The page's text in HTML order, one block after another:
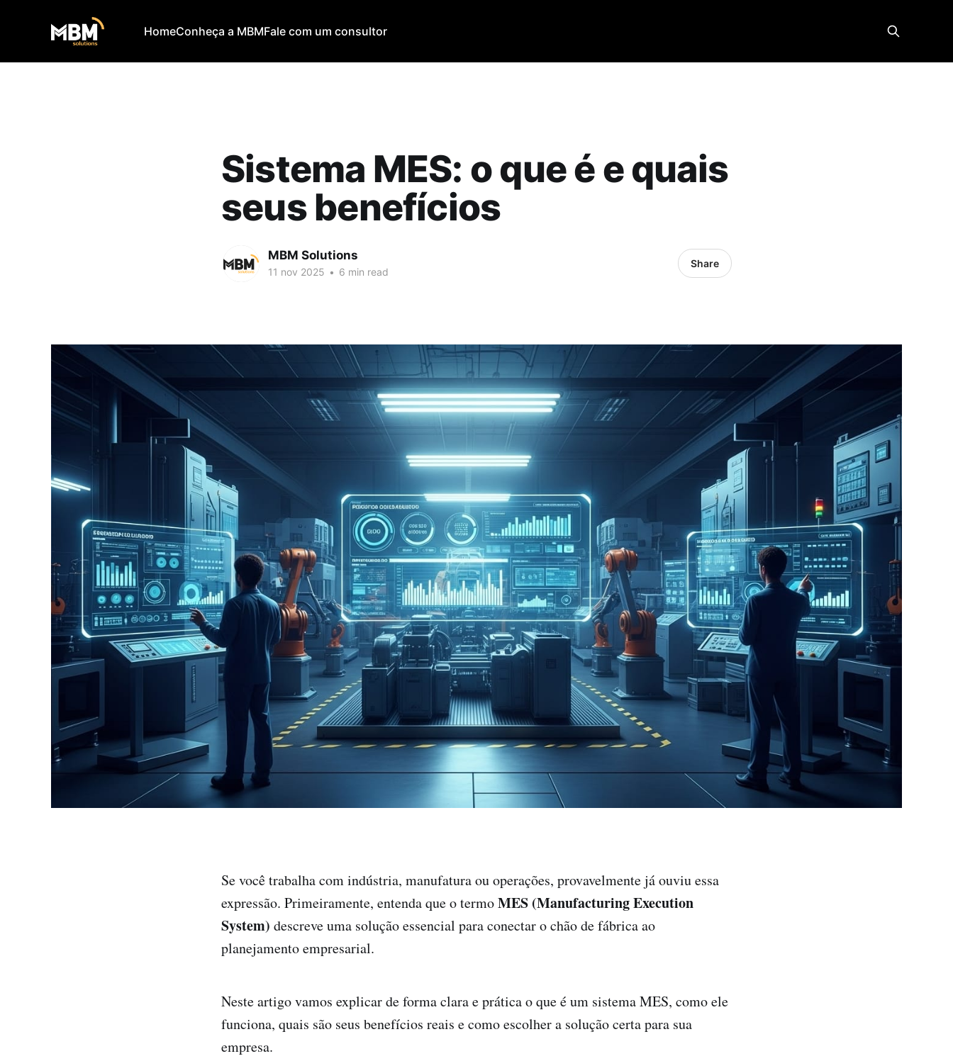
HomeConheça a MBMFale com um consultor
Sistema MES: o que é e quais
seus benefícios
MBM Solutions
11 nov 2025 • 6 min read
Share
Se você trabalha com indústria, manufatura ou operações, provavelmente já ouviu essa
expressão. Primeiramente, entenda que o termoMES (Manufacturing Execution
System) descreve uma solução essencial para conectar o chão de fábrica ao
planejamento empresarial.
Neste artigo vamos explicar de forma clara e prática o que é um sistema MES, como ele
funciona, quais são seus benefícios reais e como escolher a solução certa para sua
empresa.